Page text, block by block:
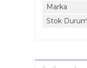
Marka
Stok